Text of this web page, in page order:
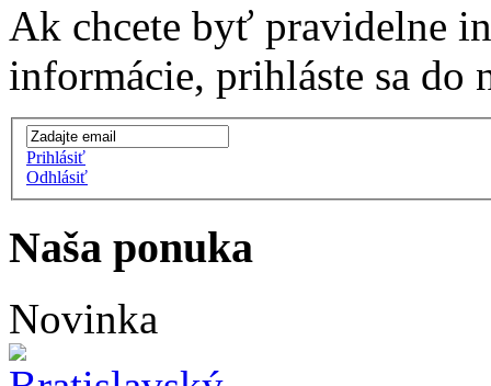
Ak chcete byť pravidelne
informácie, prihláste sa do
Prihlásiť
Odhlásiť
Naša ponuka
Novinka